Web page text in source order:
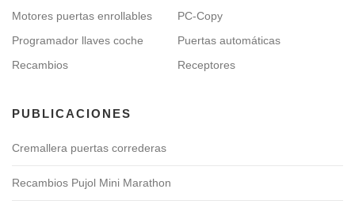
Motores puertas enrollables
PC-Copy
Programador llaves coche
Puertas automáticas
Recambios
Receptores
PUBLICACIONES
Cremallera puertas correderas
Recambios Pujol Mini Marathon